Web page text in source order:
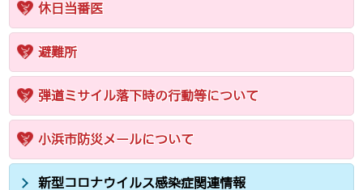
休日当番医
避難所
弾道ミサイル落下時の行動等について
小浜市防災メールについて
新型コロナウイルス感染症関連情報